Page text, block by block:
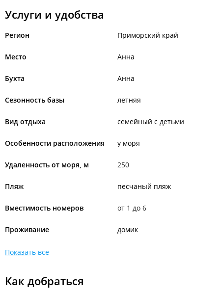
Услуги и удобства
Регион Приморский край
Место Анна
Бухта Анна
Сезонность базы летняя
Вид отдыха семейный с детьми
Особенности расположения у моря
Удаленность от моря, м 250
Пляж песчаный пляж
Вместимость номеров от 1 до 6
Проживание домик
Показать все
Как добраться